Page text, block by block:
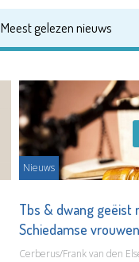
Meest gelezen nieuws
Nieuws
Tbs & dwang geëist
Schiedamse
Cerberus/Frank van den